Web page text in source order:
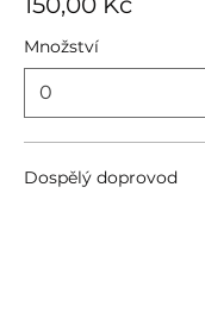
Množství
Dospělý doprovod